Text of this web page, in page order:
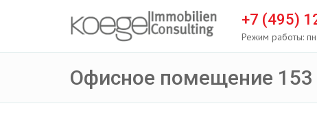
+7 (495)
Режим работы:
Офисное помещение